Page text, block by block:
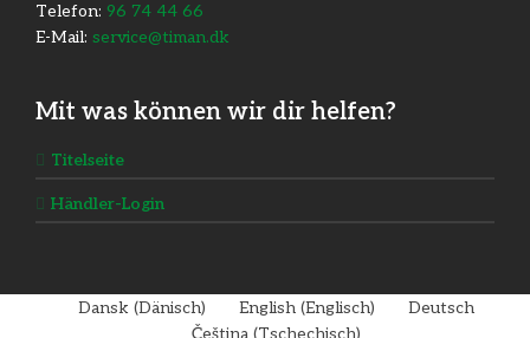
Telefon: 96 74 44 66
E-Mail: service@timan.dk
Mit was können wir dir helfen?
Titelseite
Händler-Login
Dansk (Dänisch) English(Englisch)
Deutsch